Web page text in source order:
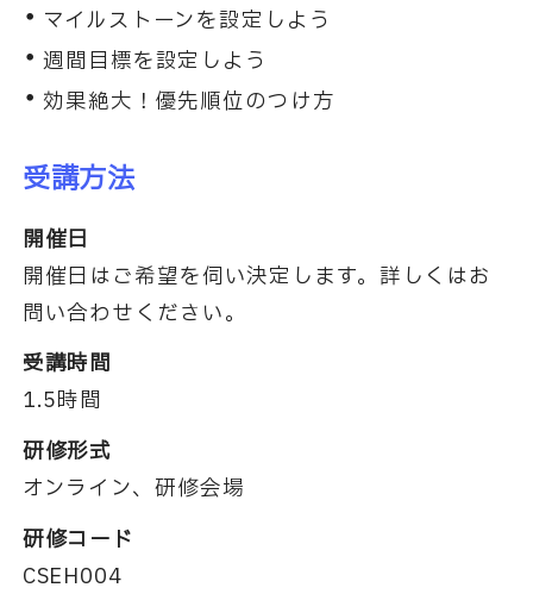
マイルストーンを設定しよう
週間目標を設定しよう
効果絶大！優先順位のつけ方
受講方法
開催日
開催日はご希望を伺い決定します。詳しくはお
問い合わせください。
受講時間
1.5時間
研修形式
オンライン、研修会場
研修コード
CSEH004